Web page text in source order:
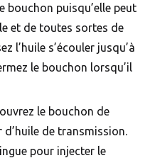
bouchon puisqu’elle peut
et de toutes sortes de
l’huile s’écouler jusqu’à
le bouchon lorsqu’il
le bouchon de
de transmission.
pour injecter le